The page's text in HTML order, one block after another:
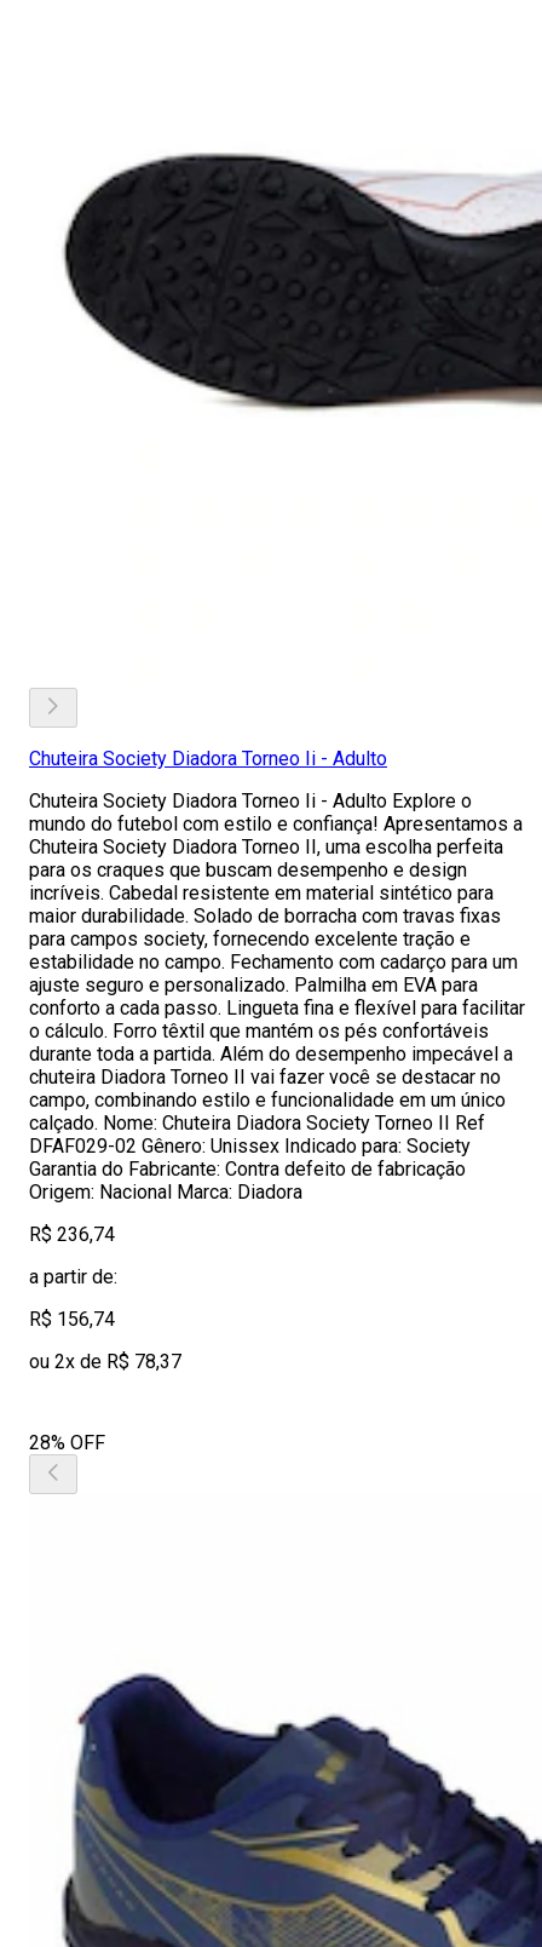
Chuteira Society Diadora Torneo Ii - Adulto
Chuteira Society Diadora Torneo Ii - Adulto Explore o
mundo do futebol com estilo e confiança! Apresentamos a
Chuteira Society Diadora Torneo II, uma escolha perfeita
para os craques que buscam desempenho e design
incríveis. Cabedal resistente em material sintético para
maior durabilidade. Solado de borracha com travas fixas
para campos society, fornecendo excelente tração e
estabilidade no campo. Fechamento com cadarço para um
ajuste seguro e personalizado. Palmilha em EVA para
conforto a cada passo. Lingueta fina e flexível para facilitar
o cálculo. Forro têxtil que mantém os pés confortáveis
durante toda a partida. Além do desempenho impecável a
chuteira Diadora Torneo II vai fazer você se destacar no
campo, combinando estilo e funcionalidade em um único
calçado. Nome: Chuteira Diadora Society Torneo II Ref
DFAF029-02 Gênero: Unissex Indicado para: Society
Garantia do Fabricante: Contra defeito de fabricação
Origem: Nacional Marca: Diadora
R$ 236,74
a partir de:
R$ 156,74
ou 2x de R$ 78,37
28% OFF